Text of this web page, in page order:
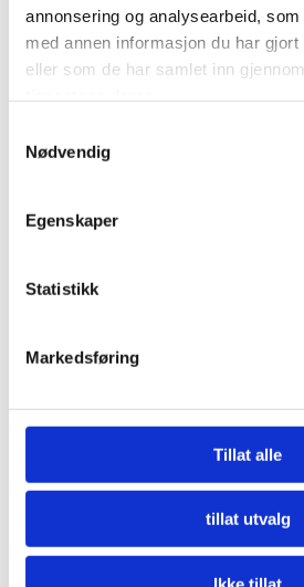
annonsering og analysearbeid,
med annen informasjon du har
eller som de har samlet inn
Nødvendig
Egenskaper
Statistikk
Markedsføring
Tillat alle
tillat utvalg
Nå må offentlige
LES MER